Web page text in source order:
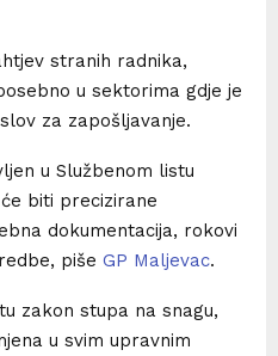
stranih radnika,
u sektorima gdje je
za zapošljavanje.
u Službenom listu
biti precizirane
dokumentacija, rokovi
piše GP Maljevac.
zakon stupa na snagu,
u svim upravnim